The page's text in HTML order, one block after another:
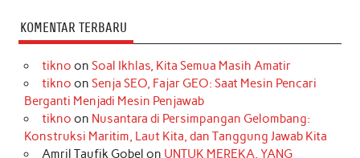
KOMENTAR TERBARU
tikno on Soal Ikhlas, Kita Semua Masih Amatir
tikno on Senja SEO, Fajar GEO: Saat Mesin Pencari
Berganti Menjadi Mesin Penjawab
tikno on Nusantara di Persimpangan Gelombang:
Konstruksi Maritim, Laut Kita, dan Tanggung Jawab Kita
Amril Taufik Gobel on UNTUK MEREKA, YANG